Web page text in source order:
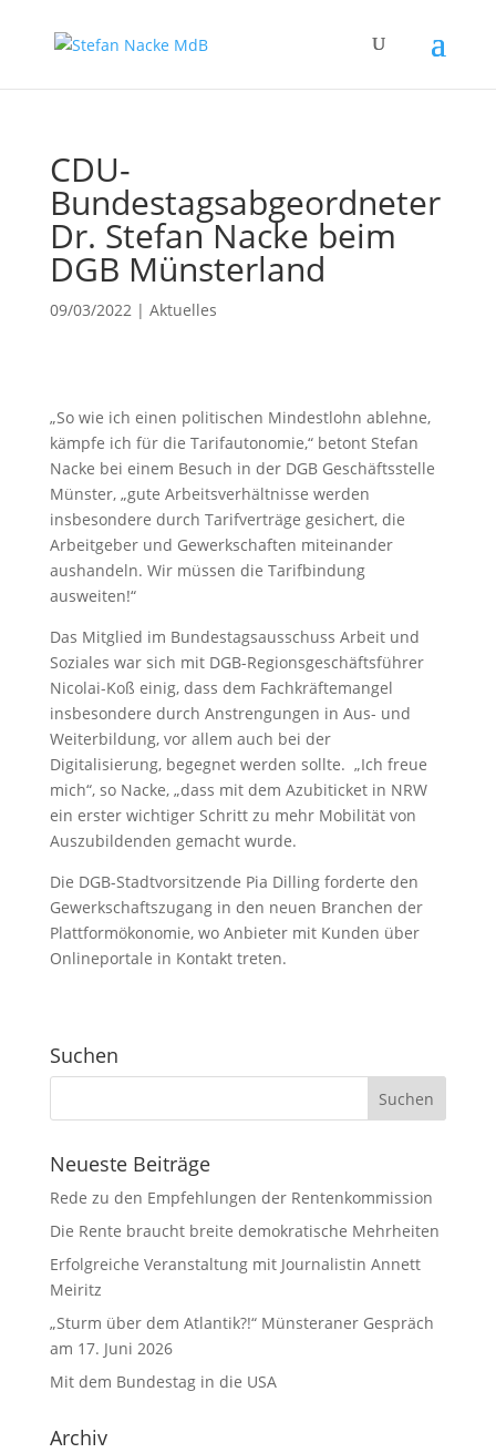
CDU-
Bundestagsabgeordneter
Dr. Stefan Nacke beim
DGB Münsterland
09/03/2022| Aktuelles
„So wie ich einen politischen Mindestlohn ablehne,
kämpfe ich für die Tarifautonomie,“ betont Stefan
Nacke bei einem Besuch in der DGB Geschäftsstelle
Münster, „gute Arbeitsverhältnisse werden
insbesondere durch Tarifverträge gesichert, die
Arbeitgeber und Gewerkschaften miteinander
aushandeln. Wir müssen die Tarifbindung
ausweiten!“
Das Mitglied im Bundestagsausschuss Arbeit und
Soziales war sich mit DGB-Regionsgeschäftsführer
Nicolai-Koß einig, dass dem Fachkräftemangel
insbesondere durch Anstrengungen in Aus- und
Weiterbildung, vor allem auch bei der
Digitalisierung, begegnet werden sollte. „Ich freue
mich“, so Nacke, „dass mit dem Azubiticket in NRW
ein erster wichtiger Schritt zu mehr Mobilität von
Auszubildenden gemacht wurde.
Die DGB-Stadtvorsitzende Pia Dilling forderte den
Gewerkschaftszugang in den neuen Branchen der
Plattformökonomie, wo Anbieter mit Kunden über
Onlineportale in Kontakt treten.
Suchen
Neueste Beiträge
Rede zu den Empfehlungen der Rentenkommission
Die Rente braucht breite demokratische Mehrheiten
Erfolgreiche Veranstaltung mit Journalistin Annett
Meiritz
„Sturm über dem Atlantik?!“ Münsteraner Gespräch
am 17. Juni 2026
Mit dem Bundestag in die USA
Archiv